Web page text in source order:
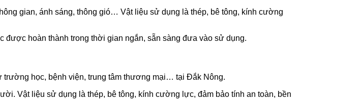
gian, ánh sáng, thông gió… Vật liệu sử dụng là thép, bê tông, kính cường
được hoàn thành trong thời gian ngắn, sẵn sàng đưa vào sử dụng.
trường học, bệnh viện, trung tâm thương mại… tại Đắk Nông.
Vật liệu sử dụng là thép, bê tông, kính cường lực, đảm bảo tính an toàn, bền